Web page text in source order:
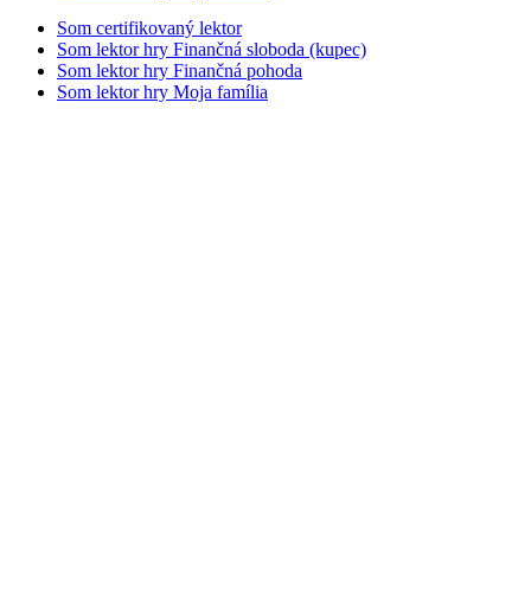
Som certifikovaný lektor
Som lektor hry Finančná sloboda (kupec)
Som lektor hry Finančná pohoda
Som lektor hry Moja família